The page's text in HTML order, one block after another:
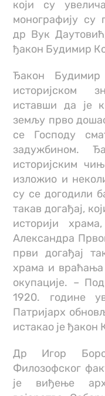
који су
монографију су
др Вук
ђакон Будимир
Ђакон
историјском
иставши да је
земљу прво
се Господу
задужбином.
историјским
изложио и
су се догодили
такав догађај,
историји
Александра
први догађај
храма и враћања
окупације. –
1920. године
Патријарх
истакао је ђакон
Др Игор
Филозофског
је виђење